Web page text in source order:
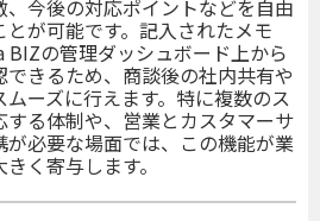
、今後の対応ポイントなどを自由
とが可能です。記入されたメモ
BIZの管理ダッシュボード上から
できるため、商談後の社内共有や
ムーズに行えます。特に複数のス
する体制や、営業とカスタマーサ
が必要な場面では、この機能が業
く寄与します。